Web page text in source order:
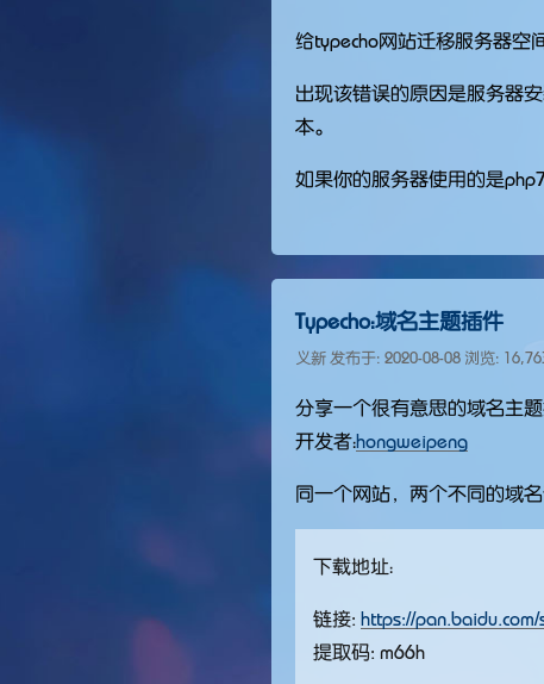
给typecho网站迁移服务器空
出现该错误的原因是服务器
本。
如果你的服务器使用的是
Typecho：域名主题插件
义新 发布于: 2020-08-08 浏览:
分享一个很有意思的域名主题
开发者：hongweipeng
同一个网站，两个不同的域
下载地址：
链接: https://pan.baidu.com/
提取码: m66h